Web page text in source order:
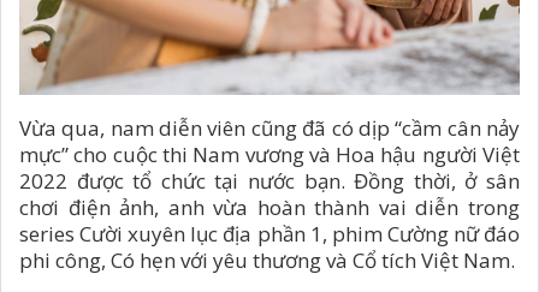
Vừa qua, nam diễn viên cũng đã có dịp “cầm cân nảy
mực” cho cuộc thi Nam vương và Hoa hậu người Việt
2022 được tổ chức tại nước bạn. Đồng thời, ở sân
chơi điện ảnh, anh vừa hoàn thành vai diễn trong
series Cười xuyên lục địa phần 1, phim Cường nữ đáo
phi công, Có hẹn với yêu thương và Cổ tích Việt Nam.